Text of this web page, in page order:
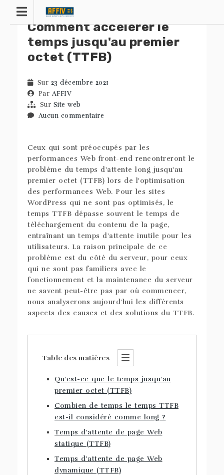
Skip
contentComment accélérer le
temps jusqu'au premier
octet (TTFB)
Sur 23 décembre 2021
Par AFFIV
Sur Site web
Aucun commentaire
Ceux qui sont préoccupés par les
performances Web front-end rencontreront le
problème du temps d'attente long jusqu'au
premier octet (TTFB) lors de l'optimisation
des performances Web. Pour les sites
WordPress qui ne sont pas optimisés, le
temps TTFB dépasse souvent le temps de
téléchargement du contenu de la page,
entraînant un temps d'attente inutile pour les
utilisateurs. La raison principale de ce
problème est du côté du serveur, pour ceux
qui ne sont pas familiers avec le
fonctionnement et la maintenance du serveur
ne savent peut-être pas par où commencer,
nous analyserons aujourd'hui les différents
aspects des causes et des solutions du TTFB.
Table des matières
Qu'est-ce que le temps jusqu'au
premier octet (TTFB)
Combien de temps le temps TTFB
est-il considéré comme long ?
Temps d'attente de page Web
statique (TTFB)
Temps d'attente de page Web
dynamique (TTFB)